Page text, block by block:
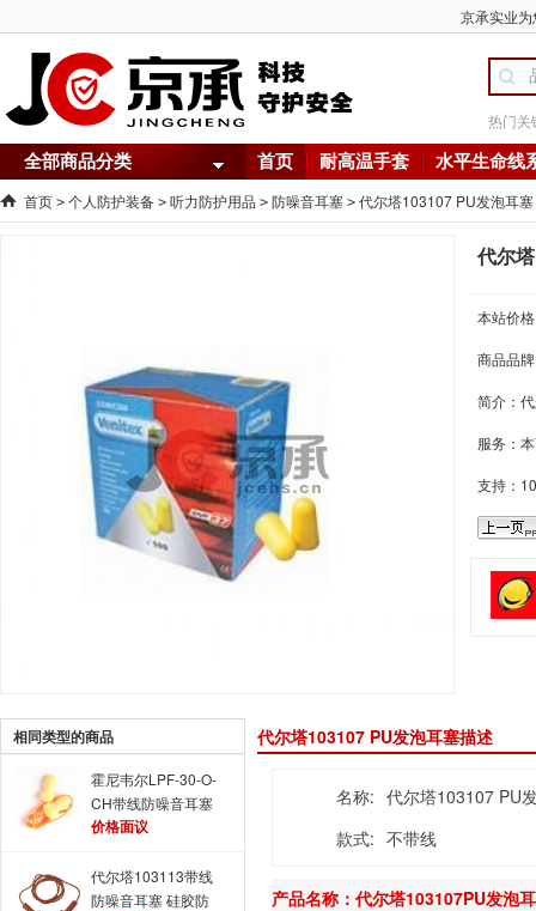
京承实业
热门关
全部商品分类 首页 耐高温手套 水平生命线
首页 > 个人防护装备 > 听力防护用品 > 防噪音耳塞 > 代尔塔103107 PU发泡耳塞
代尔
本站价
商品品
简介：
服务：
支持：
相同类型的商品
霍尼韦尔LPF-30-O-
CH带线防噪音耳塞
Max-Lite降噪隔音耳
价格面议
代尔塔103113带线
防噪音耳塞 硅胶防
代尔塔103107 PU发泡耳塞描述
名称: 代尔塔103107 PU
款式: 不带线
产品名称：代尔塔103107PU发泡